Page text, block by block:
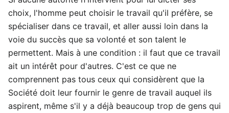
choix, l'homme peut choisir le travail qu'il préfère, se
spécialiser dans ce travail, et aller aussi loin dans la
voie du succès que sa volonté et son talent le
permettent. Mais à une condition : il faut que ce travail
ait un intérêt pour d'autres. C'est ce que ne
comprennent pas tous ceux qui considèrent que la
Société doit leur fournir le genre de travail auquel ils
aspirent, même s'il y a déjà beaucoup trop de gens qui